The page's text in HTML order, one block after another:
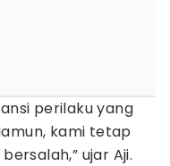
perilaku yang
kami tetap
ujar Aji.